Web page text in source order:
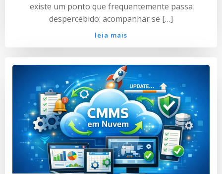
existe um ponto que frequentemente passa
despercebido: acompanhar se […]
leia mais